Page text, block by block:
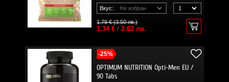
Вкус:
1.79 € (3.50 лв.)
1.34 €/ 2.62 лв.
-25%
OPTIMUM NUTRITION Opti-Men EU /
90 Tabs